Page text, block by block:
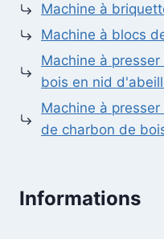
Machine à
Machine à blocs
Machine à
bois en nid
Machine à
de charbon de
Informations